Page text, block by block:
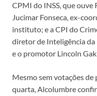
CPMI do INSS, que ouve
Jucimar Fonseca, ex-
instituto; e a CPI do
diretor de Inteligência da
e o promotor Lincoln
Mesmo sem votações
quarta, Alcolumbre